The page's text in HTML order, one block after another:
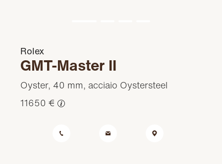
Rolex
GMT-Master II
Oyster, 40 mm, acciaio Oystersteel
11650 €